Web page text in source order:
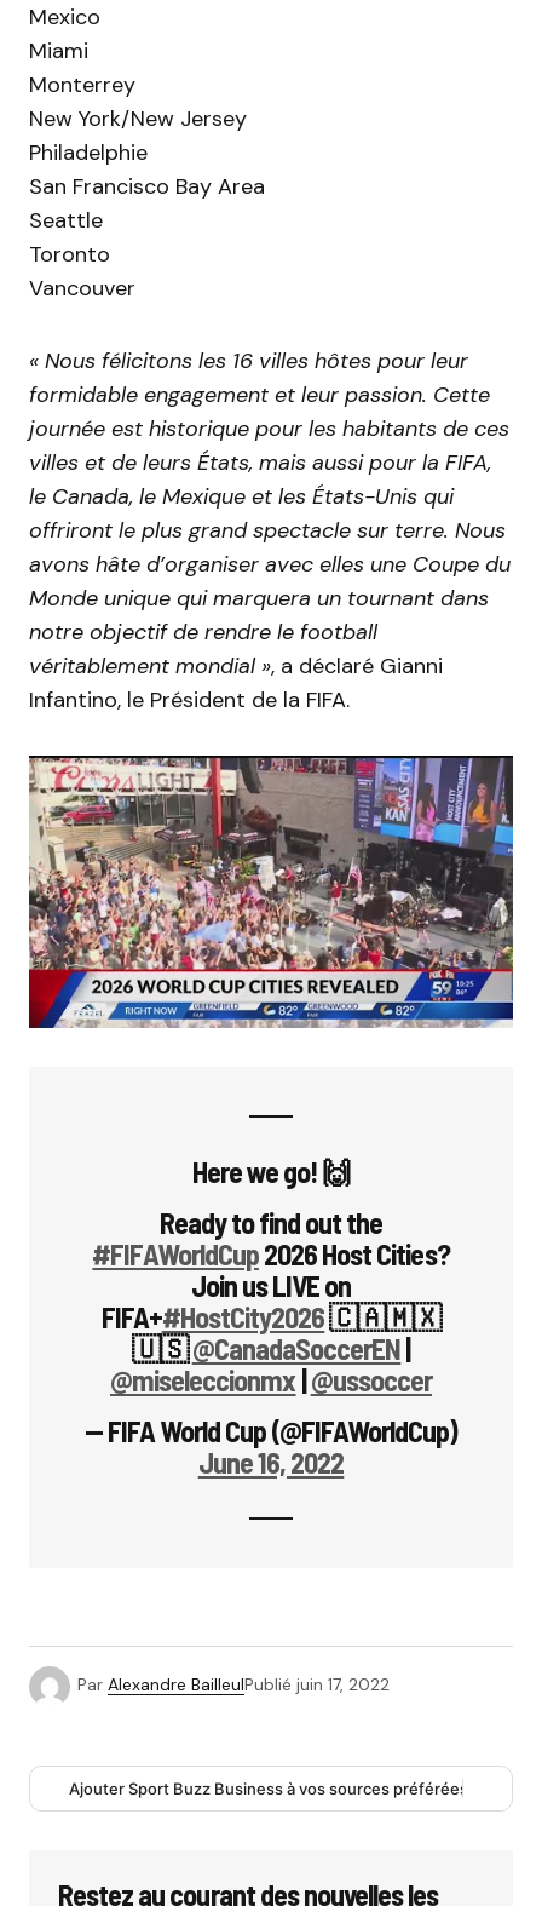
Mexico
Miami
Monterrey
New York/New Jersey
Philadelphie
San Francisco Bay Area
Seattle
Toronto
Vancouver
« Nous félicitons les 16 villes hôtes pour leur
formidable engagement et leur passion. Cette
journée est historique pour les habitants de ces
villes et de leurs États, mais aussi pour la FIFA,
le Canada, le Mexique et les États-Unis qui
offriront le plus grand spectacle sur terre. Nous
avons hâte d’organiser avec elles une Coupe du
Monde unique qui marquera un tournant dans
notre objectif de rendre le football
véritablement mondial », a déclaré Gianni
Infantino, le Président de la FIFA.
Here we go! 🙌
Ready to find out the
#FIFAWorldCup2026 Host Cities?
Join us LIVE on
FIFA+#HostCity2026🇨🇦🇲🇽
🇺🇸@CanadaSoccerEN|
@miseleccionmx |@ussoccer
— FIFA World Cup (@FIFAWorldCup)
June 16, 2022
Par Alexandre BailleulPublié juin 17, 2022
Ajouter Sport Buzz Business à vos sources préférées
Restez au courant des nouvelles les